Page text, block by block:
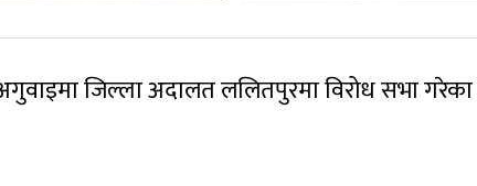
जिल्ला अदालत ललितपुरमा विरोध सभा